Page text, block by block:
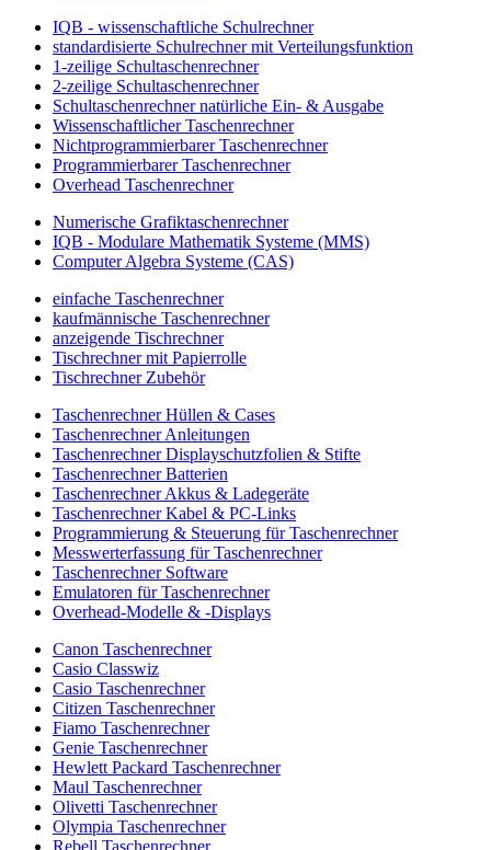
IQB - wissenschaftliche Schulrechner
standardisierte Schulrechner mit Verteilungsfunktion
1-zeilige Schultaschenrechner
2-zeilige Schultaschenrechner
Schultaschenrechner natürliche Ein- & Ausgabe
Wissenschaftlicher Taschenrechner
Nichtprogrammierbarer Taschenrechner
Programmierbarer Taschenrechner
Overhead Taschenrechner
Numerische Grafiktaschenrechner
IQB - Modulare Mathematik Systeme (MMS)
Computer Algebra Systeme (CAS)
einfache Taschenrechner
kaufmännische Taschenrechner
anzeigende Tischrechner
Tischrechner mit Papierrolle
Tischrechner Zubehör
Taschenrechner Hüllen & Cases
Taschenrechner Anleitungen
Taschenrechner Displayschutzfolien & Stifte
Taschenrechner Batterien
Taschenrechner Akkus & Ladegeräte
Taschenrechner Kabel & PC-Links
Programmierung & Steuerung für Taschenrechner
Messwerterfassung für Taschenrechner
Taschenrechner Software
Emulatoren für Taschenrechner
Overhead-Modelle & -Displays
Canon Taschenrechner
Casio Classwiz
Casio Taschenrechner
Citizen Taschenrechner
Fiamo Taschenrechner
Genie Taschenrechner
Hewlett Packard Taschenrechner
Maul Taschenrechner
Olivetti Taschenrechner
Olympia Taschenrechner
Rebell Taschenrechner